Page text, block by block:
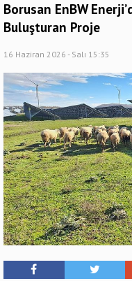
Borusan EnBW
Buluşturan Proje
16 Haziran 2026 - Salı 15:35